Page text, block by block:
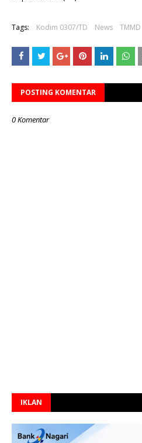
Tags: Kodim 0307/TD News TMMD
POSTING KOMENTAR
0 Komentar
IKLAN